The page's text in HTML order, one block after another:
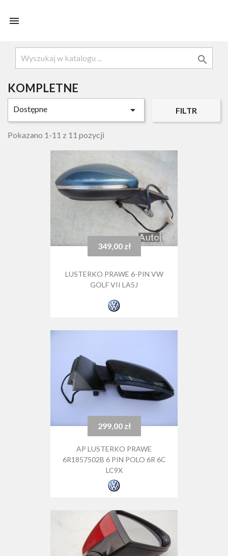


KOMPLETNE
Dostępne  FILTR
Pokazano 1-11 z 11 pozycji
Cena349,00 zł
LUSTERKO PRAWE 6-PIN VW
GOLF VII LA5J
Cena299,00 zł
AP LUSTERKO PRAWE
6R1857502B 6 PIN POLO 6R 6C
LC9X